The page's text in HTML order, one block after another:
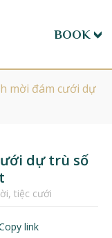
BOOK
mời đám cưới dự
dự trù số
, tiệc cưới
link